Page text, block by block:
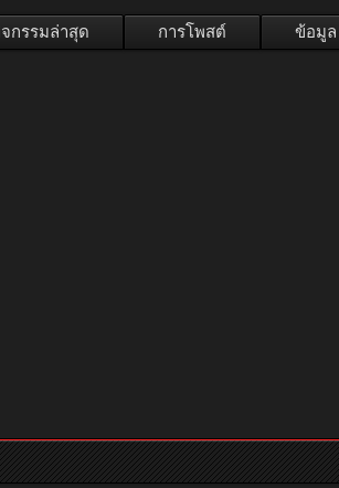
กรรมล่าสุด การโพสต์ ข้อมูล